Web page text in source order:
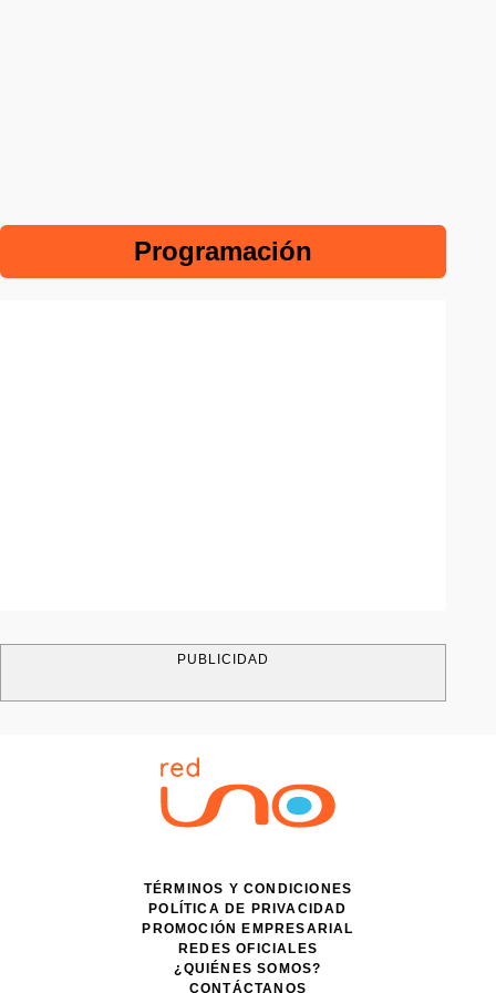
Programación
PUBLICIDAD
TÉRMINOS Y CONDICIONES
POLÍTICA DE PRIVACIDAD
PROMOCIÓN EMPRESARIAL
REDES OFICIALES
¿QUIÉNES SOMOS?
CONTÁCTANOS